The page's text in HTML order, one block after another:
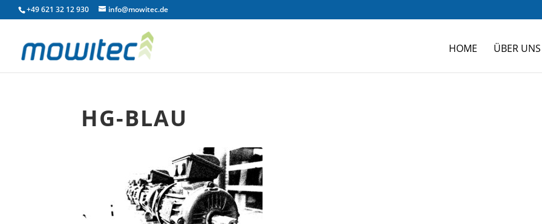
+49 621 32 12 930 info@mowitec.de
HOME ÜBER UNS
HG-BLAU